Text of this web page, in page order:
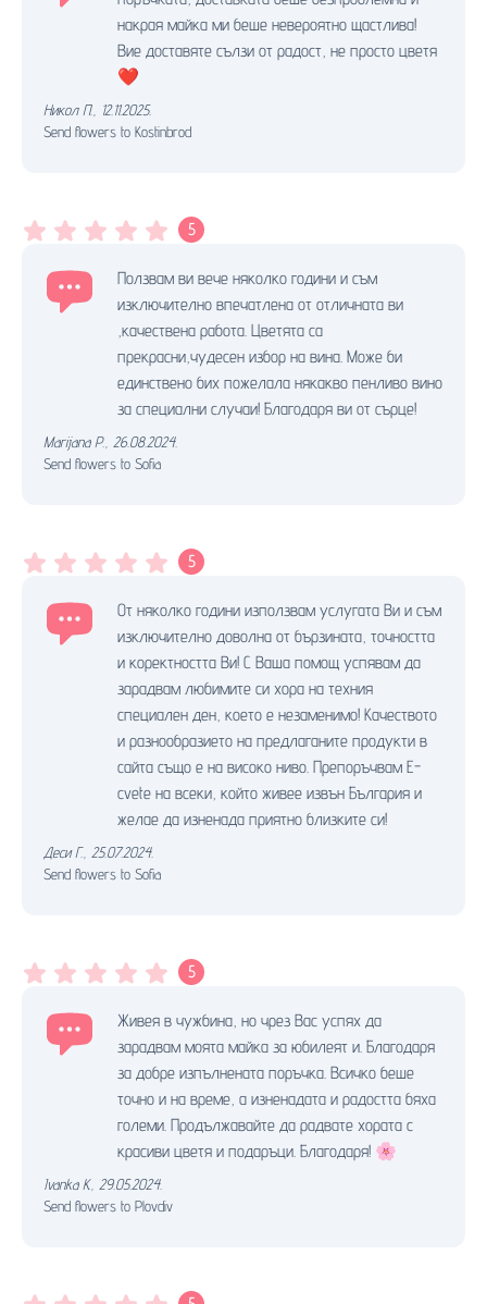
накрая майка ми беше невероятно щастлива!
Вие доставяте сълзи от радост, не просто цветя
❤️
Никол П.
12.11.2025.
Send flowers to Kostinbrod
5
Ползвам ви вече няколко години и съм
изключително впечатлена от отличната ви
,качествена работа. Цветята са
прекрасни,чудесен избор на вина. Може би
единствено бих пожелала някакво пенливо вино
за специални случаи! Благодаря ви от сърце!
Marijana P. 26.08.2024.
Send flowers to Sofia
5
От няколко години използвам услугата Ви и съм
изключително доволна от бързината, точността
и коректността Ви! С Ваша помощ успявам да
зарадвам любимите си хора на техния
специален ден, което е незаменимо! Качеството
и разнообразието на предлаганите продукти в
сайта също е на високо ниво. Препоръчвам E-
cvete на всеки, който живее извън България и
желае да изненада приятно близките си!
Деси Г., 25.07.2024.
Send flowers to Sofia
5
Живея в чужбина, но чрез Вас успях да
зарадвам моята майка за юбилеят и. Благодаря
за добре изпълнената поръчка. Всичко беше
точно и на време, а изненадата и радостта бяха
големи. Продължавайте да радвате хората с
красиви цветя и подаръци. Благодаря! 🌸
Ivanka K., 29.05.2024.
Send flowers to Plovdiv